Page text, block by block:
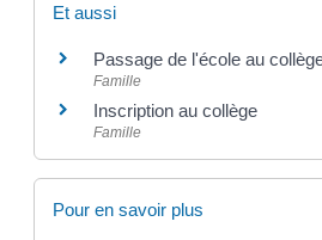
Et aussi
Passage de l'école au
Famille
Inscription au collège
Famille
Pour en savoir plus